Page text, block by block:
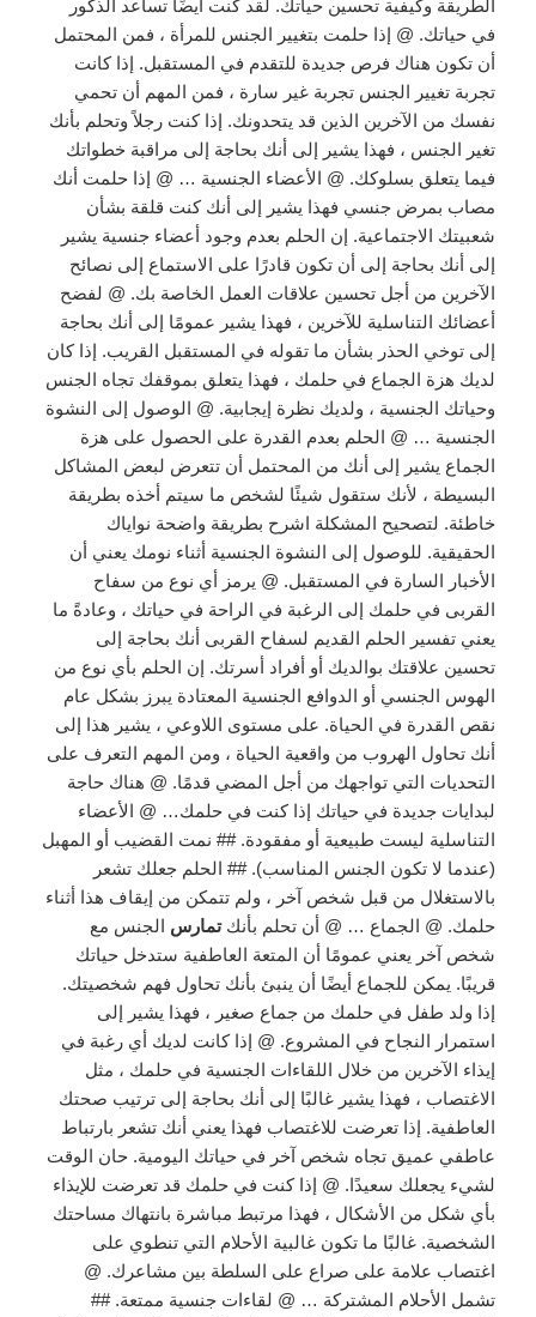
الطريقة وكيفية تحسين حياتك. لقد كنت أيضًا تساعد الذكور
في حياتك. @ إذا حلمت بتغيير الجنس للمرأة ، فمن المحتمل
أن تكون هناك فرص جديدة للتقدم في المستقبل. إذا كانت
تجربة تغيير الجنس تجربة غير سارة ، فمن المهم أن تحمي
نفسك من الآخرين الذين قد يتحدونك. إذا كنت رجلاً وتحلم بأنك
تغير الجنس ، فهذا يشير إلى أنك بحاجة إلى مراقبة خطواتك
فيما يتعلق بسلوكك. @ الأعضاء الجنسية … @ إذا حلمت أنك
مصاب بمرض جنسي فهذا يشير إلى أنك كنت قلقة بشأن
شعبيتك الاجتماعية. إن الحلم بعدم وجود أعضاء جنسية يشير
إلى أنك بحاجة إلى أن تكون قادرًا على الاستماع إلى نصائح
الآخرين من أجل تحسين علاقات العمل الخاصة بك. @ لفضح
أعضائك التناسلية للآخرين ، فهذا يشير عمومًا إلى أنك بحاجة
إلى توخي الحذر بشأن ما تقوله في المستقبل القريب. إذا كان
لديك هزة الجماع في حلمك ، فهذا يتعلق بموقفك تجاه الجنس
وحياتك الجنسية ، ولديك نظرة إيجابية. @ الوصول إلى النشوة
الجنسية … @ الحلم بعدم القدرة على الحصول على هزة
الجماع يشير إلى أنك من المحتمل أن تتعرض لبعض المشاكل
البسيطة ، لأنك ستقول شيئًا لشخص ما سيتم أخذه بطريقة
خاطئة. لتصحيح المشكلة اشرح بطريقة واضحة نواياك
الحقيقية. للوصول إلى النشوة الجنسية أثناء نومك يعني أن
الأخبار السارة في المستقبل. @ يرمز أي نوع من سفاح
القربى في حلمك إلى الرغبة في الراحة في حياتك ، وعادةً ما
يعني تفسير الحلم القديم لسفاح القربى أنك بحاجة إلى
تحسين علاقتك بوالديك أو أفراد أسرتك. إن الحلم بأي نوع من
الهوس الجنسي أو الدوافع الجنسية المعتادة يبرز بشكل عام
نقص القدرة في الحياة. على مستوى اللاوعي ، يشير هذا إلى
أنك تحاول الهروب من واقعية الحياة ، ومن المهم التعرف على
التحديات التي تواجهك من أجل المضي قدمًا. @ هناك حاجة
لبدايات جديدة في حياتك إذا كنت في حلمك… @ الأعضاء
التناسلية ليست طبيعية أو مفقودة. ## نمت القضيب أو المهبل
(عندما لا تكون الجنس المناسب). ## الحلم جعلك تشعر
بالاستغلال من قبل شخص آخر ، ولم تتمكن من إيقاف هذا أثناء
حلمك. @ الجماع … @ أن تحلم بأنكتمارس الجنس مع
شخص آخر يعني عمومًا أن المتعة العاطفية ستدخل حياتك
قريبًا. يمكن للجماع أيضًا أن ينبئ بأنك تحاول فهم شخصيتك.
إذا ولد طفل في حلمك من جماع صغير ، فهذا يشير إلى
استمرار النجاح في المشروع. @ إذا كانت لديك أي رغبة في
إيذاء الآخرين من خلال اللقاءات الجنسية في حلمك ، مثل
الاغتصاب ، فهذا يشير غالبًا إلى أنك بحاجة إلى ترتيب صحتك
العاطفية. إذا تعرضت للاغتصاب فهذا يعني أنك تشعر بارتباط
عاطفي عميق تجاه شخص آخر في حياتك اليومية. حان الوقت
لشيء يجعلك سعيدًا. @ إذا كنت في حلمك قد تعرضت للإيذاء
بأي شكل من الأشكال ، فهذا مرتبط مباشرة بانتهاك مساحتك
الشخصية. غالبًا ما تكون غالبية الأحلام التي تنطوي على
اغتصاب علامة على صراع على السلطة بين مشاعرك. @
تشمل الأحلام المشتركة … @ لقاءات جنسية ممتعة. ##